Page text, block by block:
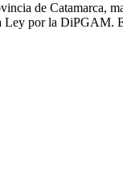
de Catamarca,
Ley por la DiPGAM.